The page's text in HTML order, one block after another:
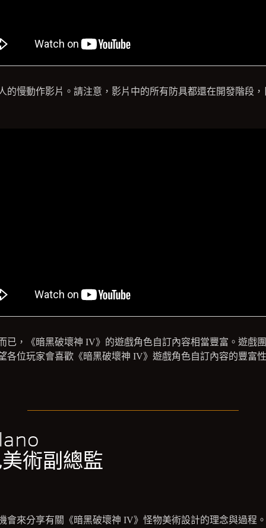
的慢動作影片。請注意，影片中的所有防具都還在開發階段
已，《暗黑破壞神 IV》的遊戲角色自訂內容相當豐富。遊戲
各位玩家會喜歡《暗黑破壞神 IV》遊戲角色自訂內容的豐富
術副總監
會來分享有關《暗黑破壞神 IV》怪物美術設計的理念與過程。